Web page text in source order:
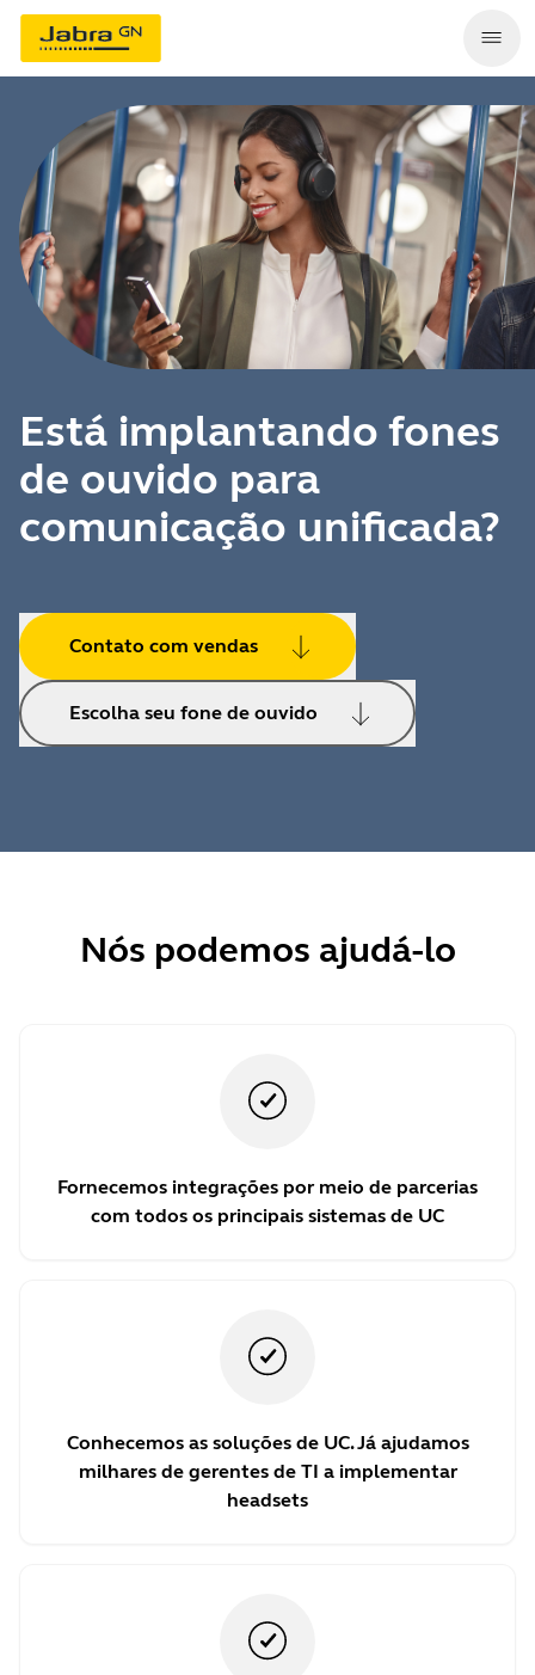
Está implantando fones
de ouvido para
comunicação unificada?
Contato com vendas
Escolha seu fone de ouvido
Nós podemos ajudá-lo
Fornecemos integrações por meio de parcerias
com todos os principais sistemas de UC
Conhecemos as soluções de UC. Já ajudamos
milhares de gerentes de TI a implementar
headsets